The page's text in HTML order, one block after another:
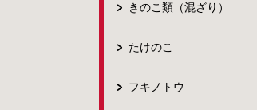
きのこ類（混ざり）
たけのこ
フキノトウ